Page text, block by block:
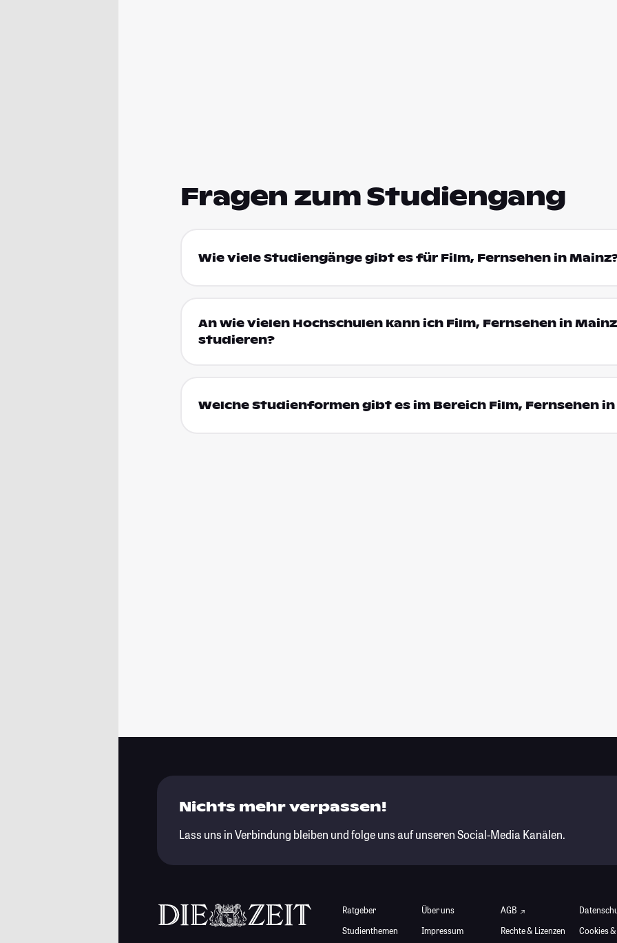
Fragen zum Studiengang
Wie viele Studiengänge gibt es für Film, Fernsehen in
An wie vielen Hochschulen kann ich Film, Fernsehen in Mainz
studieren?
Welche Studienformen gibt es im Bereich Film, Fernsehen in
Nichts mehr verpassen!
Lass uns in Verbindung bleiben und folge uns auf unseren Social-Media Kanälen.
Ratgeber
Studienthemen
Über uns
Impressum
AGB
Rechte & Lizenzen
Cookies